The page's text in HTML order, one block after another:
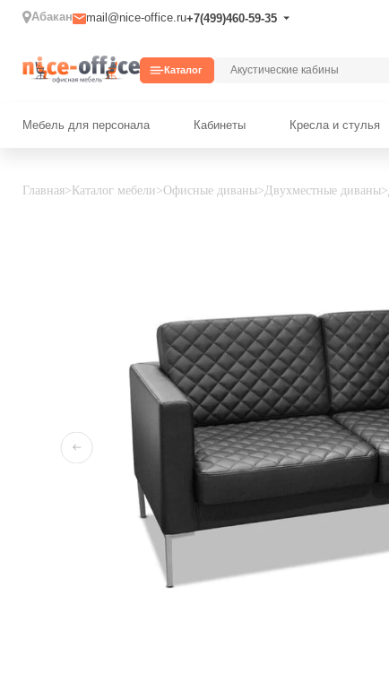
Абакан mail@nice-office.ru+7(499)460-59-35
Каталог
Мебель для персонала Кабинеты Кресла и стулья
Главная> Каталог мебели>Офисные диваны> Двухместные диваны>